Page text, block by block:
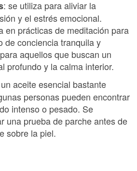
: se utiliza para aliviar la
y el estrés emocional.
en prácticas de meditación para
de conciencia tranquila y
aquellos que buscan un
profundo y la calma interior.
aceite esencial bastante
personas pueden encontrar
intenso o pesado. Se
una prueba de parche antes de
sobre la piel.